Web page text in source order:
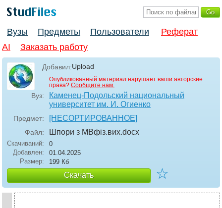
Вузы Предметы Пользователи
Реферат
AI
Заказать работу
Добавил:Upload
Опубликованный материал нарушает ваши авторские
права? Сообщите нам.
Вуз:
Каменец-Подольский национальный
университет им. И. Огиенко
Предмет: [НЕСОРТИРОВАННОЕ]
Файл: Шпори з МВфіз.вих.docx
Скачиваний:
0
Добавлен:
01.04.2025
Размер:
199 Кб
Скачать ☆